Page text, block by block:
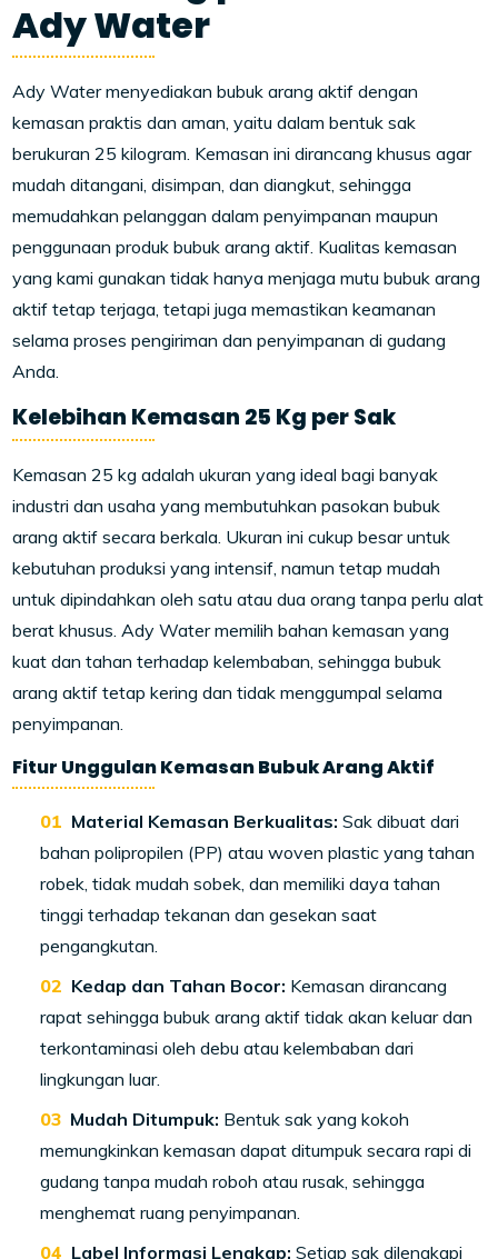
Ady Water
Ady Water menyediakan bubuk arang aktif dengan
kemasan praktis dan aman, yaitu dalam bentuk sak
berukuran 25 kilogram. Kemasan ini dirancang khusus agar
mudah ditangani, disimpan, dan diangkut, sehingga
memudahkan pelanggan dalam penyimpanan maupun
penggunaan produk bubuk arang aktif. Kualitas kemasan
yang kami gunakan tidak hanya menjaga mutu bubuk arang
aktif tetap terjaga, tetapi juga memastikan keamanan
selama proses pengiriman dan penyimpanan di gudang
Anda.
Kelebihan Kemasan 25 Kg per Sak
Kemasan 25 kg adalah ukuran yang ideal bagi banyak
industri dan usaha yang membutuhkan pasokan bubuk
arang aktif secara berkala. Ukuran ini cukup besar untuk
kebutuhan produksi yang intensif, namun tetap mudah
untuk dipindahkan oleh satu atau dua orang tanpa perlu alat
berat khusus. Ady Water memilih bahan kemasan yang
kuat dan tahan terhadap kelembaban, sehingga bubuk
arang aktif tetap kering dan tidak menggumpal selama
penyimpanan.
Fitur Unggulan Kemasan Bubuk Arang Aktif
Material Kemasan Berkualitas: Sak dibuat dari
bahan polipropilen (PP) atau woven plastic yang tahan
robek, tidak mudah sobek, dan memiliki daya tahan
tinggi terhadap tekanan dan gesekan saat
pengangkutan.
Kedap dan Tahan Bocor: Kemasan dirancang
rapat sehingga bubuk arang aktif tidak akan keluar dan
terkontaminasi oleh debu atau kelembaban dari
lingkungan luar.
Mudah Ditumpuk: Bentuk sak yang kokoh
memungkinkan kemasan dapat ditumpuk secara rapi di
gudang tanpa mudah roboh atau rusak, sehingga
menghemat ruang penyimpanan.
Label Informasi Lengkap: Setiap sak dilengkapi